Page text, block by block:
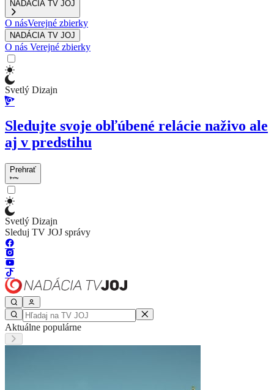
NADÁCIA TV JOJ
O násVerejné zbierky
NADÁCIA TV JOJ
O nás Verejné zbierky
Svetlý Dizajn
Sledujte svoje obľúbené relácie naživo ale
aj v predstihu
Prehrať
Svetlý Dizajn
Sleduj TV JOJ správy
Aktuálne populárne